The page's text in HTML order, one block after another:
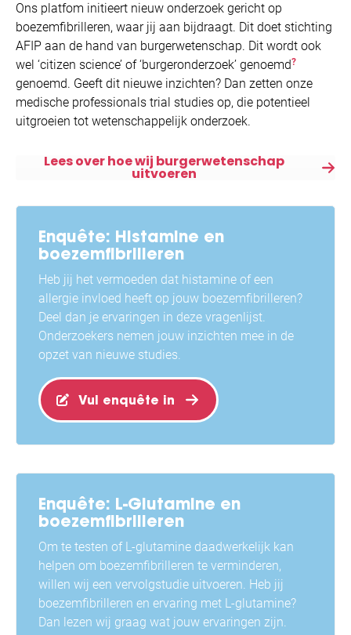
Ons platfom initieert nieuw onderzoek gericht op
boezemfibrilleren, waar jij aan bijdraagt. Dit doet stichting
AFIP aan de hand van burgerwetenschap. Dit wordt ook
wel ‘citizen science’ of ‘burgeronderzoek’ genoemd?
genoemd. Geeft dit nieuwe inzichten? Dan zetten onze
medische professionals trial studies op, die potentieel
uitgroeien tot wetenschappelijk onderzoek.
Lees over hoe wij burgerwetenschap
uitvoeren
Enquête: Histamine en
boezemfibrilleren
Heb jij het vermoeden dat histamine of een
allergie invloed heeft op jouw boezemfibrilleren?
Deel dan je ervaringen in deze vragenlijst.
Onderzoekers nemen jouw inzichten mee in de
opzet van nieuwe studies.
Vul enquête in
Enquête: L-Glutamine en
boezemfibrilleren
Om te testen of L-glutamine daadwerkelijk kan
helpen om boezemfibrilleren te verminderen,
willen wij een vervolgstudie uitvoeren. Heb jij
boezemfibrilleren en ervaring met L-glutamine?
Dan lezen wij graag wat jouw ervaringen zijn.